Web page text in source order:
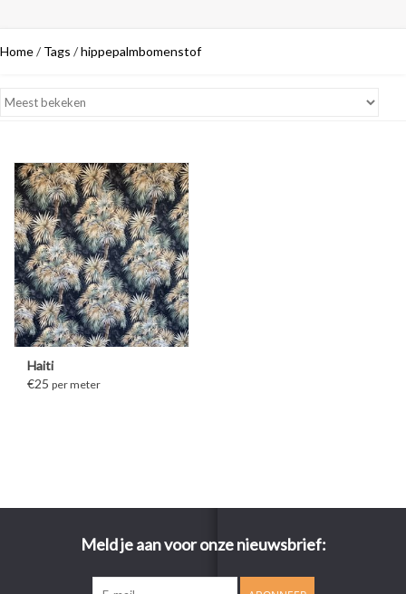
Home/ Tags /hippepalmbomenstof
Haiti
€25 per meter
Meld je aan voor onze nieuwsbrief: